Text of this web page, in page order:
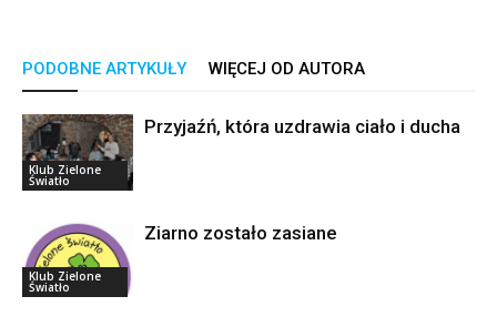
PODOBNE ARTYKUŁY WIĘCEJ OD AUTORA
Klub Zielone
Światło
Przyjaźń, która uzdrawia ciało i ducha
Klub Zielone
Światło
Ziarno zostało zasiane